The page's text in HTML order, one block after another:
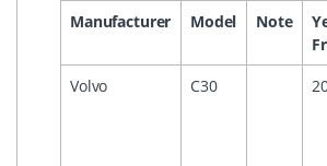
Manufacturer Model Note
Volvo C30